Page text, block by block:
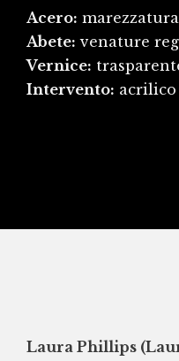
Acero:
Abete: venature
Vernice:
Intervento: acrilico
Laura Phillips